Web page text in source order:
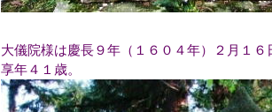
大儀院様は慶長９年（１６０４年）２月１
享年４１歳。